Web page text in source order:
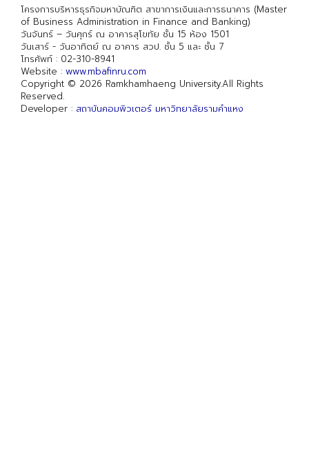
โครงการบริหารธุรกิจมหาบัณฑิต สาขาการเงินและการธนาคาร (Master
of Business Administration in Finance and Banking)
วันจันทร์ – วันศุกร์ ณ อาคารสุโขทัย ชั้น 15 ห้อง 1501
วันเสาร์ - วันอาทิตย์ ณ อาคาร สวป. ชั้น 5 และ ชั้น 7
โทรศัพท์ : 02-310-8941
Website : www.mbafinru.com
Copyright © 2026 Ramkhamhaeng University.All Rights
Reserved.
Developer : สถาบันคอมพิวเตอร์ มหาวิทยาลัยรามคำแหง